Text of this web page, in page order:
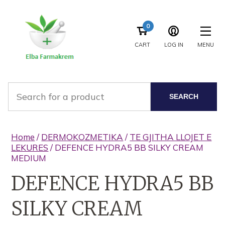
CART
0
LOG IN MENU
SEARCH
Home / DERMOKOZMETIKA / TE GJITHA LLOJET E
LEKURES / DEFENCE HYDRA5 BB SILKY CREAM
MEDIUM
DEFENCE HYDRA5 BB
SILKY CREAM